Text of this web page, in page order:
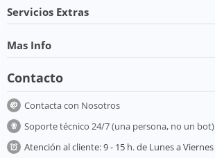
Servicios Extras
Mas Info
Contacto
Contacta con Nosotros
Soporte técnico 24/7 (una persona, no un bot)
Atención al cliente: 9 - 15 h. de Lunes a Viernes